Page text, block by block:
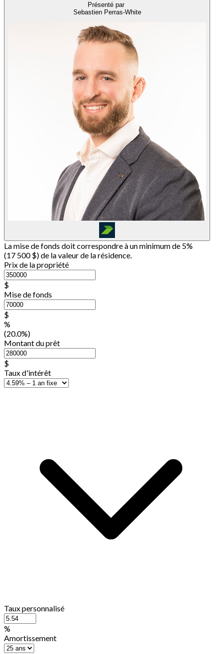
Présenté par
Sebastien Perras-White
La mise de fonds doit correspondre à un minimum de 5%
(17 500 $) de la valeur de la résidence.
Prix de la propriété
$
Mise de fonds
$
%
(20.0%)
Montant du prêt
$
Taux d'intérêt
Taux personnalisé
%
Amortissement